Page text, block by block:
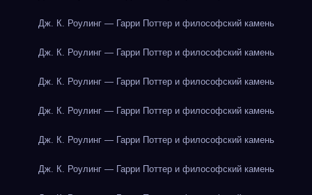
Дж. К. Роулинг — Гарри Поттер и философский камень
Дж. К. Роулинг — Гарри Поттер и философский камень
Дж. К. Роулинг — Гарри Поттер и философский камень
Дж. К. Роулинг — Гарри Поттер и философский камень
Дж. К. Роулинг — Гарри Поттер и философский камень
Дж. К. Роулинг — Гарри Поттер и философский камень